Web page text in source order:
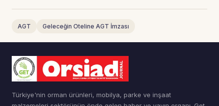
AGT Geleceğin Oteline AGT İmzası
Türkiye'nin orman ürünleri, mobilya, parke ve inşaat